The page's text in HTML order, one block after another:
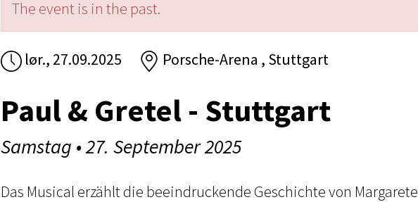
The event is in the past.
lør., 27.09.2025 Porsche-Arena , Stuttgart
Paul & Gretel - Stuttgart
Samstag • 27. September 2025
Das Musical erzählt die beeindruckende Geschichte von Margarete